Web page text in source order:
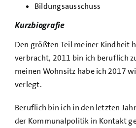
Bildungsausschuss
Kurzbiografie
Den größten Teil meiner Kindheit
verbracht, 2011 bin ich beruflich
meinen Wohnsitz habe ich 2017
verlegt.
Beruflich bin ich in den letzten
der Kommunalpolitik in Kontakt